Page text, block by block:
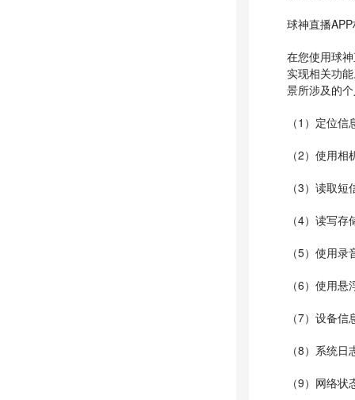
球神直播
在您使用球
实现相关功
景所涉及的
（1）定位
（2）使用
（3）读取
（4）读写
（5）使用
（6）使用
（7）设备
（8）系统
（9）网络